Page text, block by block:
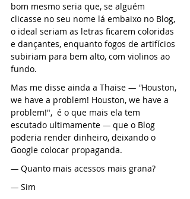
bom mesmo seria que, se alguém
clicasse no seu nome lá embaixo no Blog,
o ideal seriam as letras ficarem coloridas
e dançantes, enquanto fogos de artifícios
subiriam para bem alto, com violinos ao
fundo.
Mas me disse ainda a Thaise — "Houston,
we have a problem! Houston, we have a
problem!",  é o que mais ela tem
escutado ultimamente — que o Blog
poderia render dinheiro, deixando o
Google colocar propaganda.
— Quanto mais acessos mais grana?
— Sim